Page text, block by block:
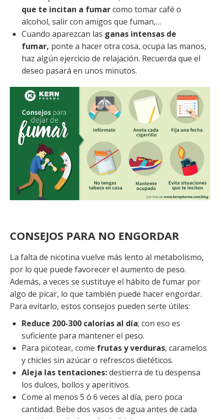
que te incitan a fumarcomo tomar café o
alcohol, salir con amigos que fuman,…
Cuando aparezcan las ganas intensas de
fumar, ponte a hacer otra cosa, ocupa las manos,
haz algún ejercicio de relajación. Recuerda que el
deseo pasará en unos minutos.
CONSEJOS PARA NO ENGORDAR
La falta de nicotina vuelve más lento al metabolismo,
por lo que puede favorecer el aumento de peso.
Además, a veces se sustituye el hábito de fumar por
algo de picar, lo que también puede hacer engordar.
Para evitarlo, estos consejos pueden serte útiles:
Reduce 200-300 calorías al día; con eso es
suficiente para mantener el peso.
Para picotear, come frutas y verduras, caramelos
y chicles sin azúcar o refrescos dietéticos.
Aleja las tentaciones:destierra de tu despensa
los dulces, bollos y aperitivos.
Come al menos 5 ó 6 veces al día, pero poca
cantidad. Bebe dos vasos de agua antes de cada